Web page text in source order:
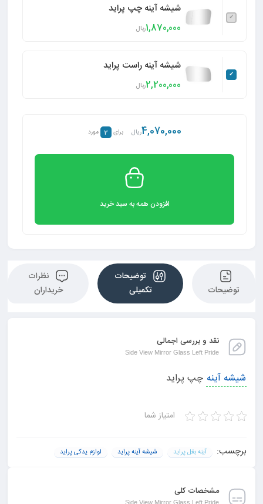
شیشه آینه چپ پراید
1,870,000ریال
شیشه آینه راست پراید
2,200,000ریال
4,070,000ریال برای 2 مورد
افزودن همه به سبد خرید
توضیحات
توضیحات
تکمیلی
نظرات
خریداران
نقد و بررسی اجمالی
Side View Mirror Glass Left Pride
شیشه آینه چپ پراید
امتیاز شما
برچسب: آینه بغل پراید شیشه آینه پراید لوازم یدکی پراید
مشخصات کلی
Side View Mirror Glass Left Pride